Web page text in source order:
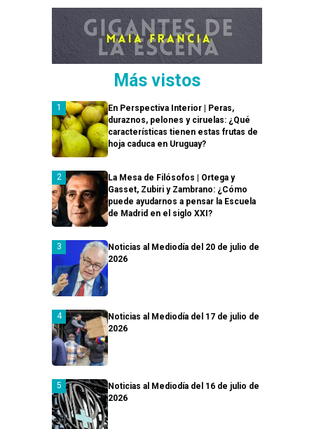
Más vistos
En Perspectiva Interior | Peras,
duraznos, pelones y ciruelas: ¿Qué
características tienen estas frutas de
hoja caduca en Uruguay?
La Mesa de Filósofos | Ortega y
Gasset, Zubiri y Zambrano: ¿Cómo
puede ayudarnos a pensar la Escuela
de Madrid en el siglo XXI?
Noticias al Mediodía del 20 de julio de
2026
Noticias al Mediodía del 17 de julio de
2026
Noticias al Mediodía del 16 de julio de
2026